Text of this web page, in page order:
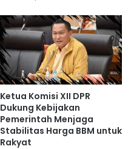
Ketua Komisi XII DPR
Dukung Kebijakan
Pemerintah Menjaga
Stabilitas Harga BBM untuk
Rakyat